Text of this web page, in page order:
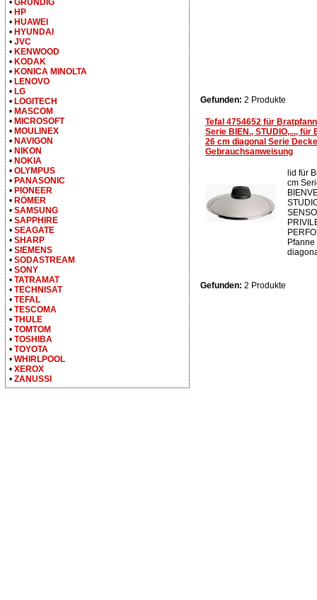
Gefunden: 2 Produkte
Tefal 4754652 für
Serie BIEN., STUDIO,..., für
26 cm diagonal Serie
Gebrauchsanweisung
lid für
cm
Gefunden: 2 Produkte
• GRUNDIG
• HP
• HUAWEI
• HYUNDAI
• JVC
• KENWOOD
• KODAK
• KONICA MINOLTA
• LENOVO
• LG
• LOGITECH
• MASCOM
• MICROSOFT
• MOULINEX
• NAVIGON
• NIKON
• NOKIA
• OLYMPUS
• PANASONIC
• PIONEER
• RÖMER
• SAMSUNG
• SAPPHIRE
• SEAGATE
• SHARP
• SIEMENS
• SODASTREAM
• SONY
• TATRAMAT
• TECHNISAT
• TEFAL
• TESCOMA
• THULE
• TOMTOM
• TOSHIBA
• TOYOTA
• WHIRLPOOL
• XEROX
• ZANUSSI